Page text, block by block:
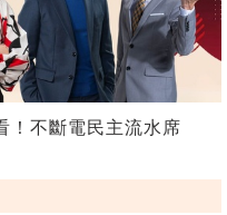
！不斷電民主流水席